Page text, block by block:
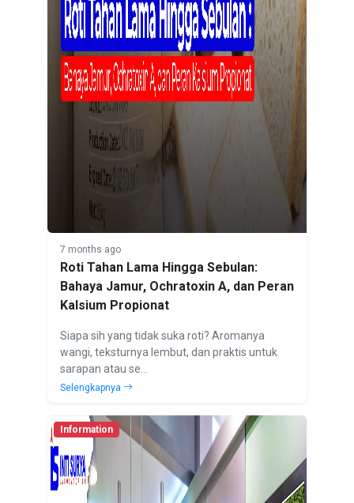
7 months ago
Roti Tahan Lama Hingga Sebulan:
Bahaya Jamur, Ochratoxin A, dan Peran
Kalsium Propionat
Siapa sih yang tidak suka roti? Aromanya
wangi, teksturnya lembut, dan praktis untuk
sarapan atau se...
Selengkapnya
Information